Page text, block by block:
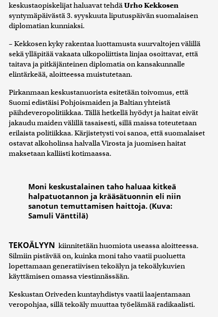
keskustaopiskelijat haluavat tehdäUrho Kekkosen
syntymäpäivästä 3. syyskuuta liputuspäivän suomalaisen
diplomatian kunniaksi.
– Kekkosen kyky rakentaa luottamusta suurvaltojen välillä
sekä ylläpitää vakaata ulkopoliittista linjaa osoittavat, että
taitava ja pitkäjänteinen diplomatia on kansakunnalle
elintärkeää, aloitteessa muistutetaan.
Pirkanmaan keskustanuorista esitetään toivomus, että
Suomi edistäisi Pohjoismaiden ja Baltian yhteistä
päihdeveropolitiikkaa. Tällä hetkellä hyödyt ja haitat eivät
jakaudu maiden välillä tasaisesti, sillä maissa toteutetaan
erilaista politiikkaa. Kärjistetysti voi sanoa, että suomalaiset
ostavat alkoholinsa halvalla Virosta ja juomisen haitat
maksetaan kalliisti kotimaassa.
Moni keskustalainen taho haluaa kitkeä
halpatuotannon ja krääsätuonnin eli niin
sanotun temuttamisen haittoja. (Kuva:
Samuli Vänttilä)
TEKOÄLYYN kiinnitetään huomiota useassa aloitteessa.
Silmiin pistävää on, kuinka moni taho vaatii puoluetta
lopettamaan generatiivisen tekoälyn ja tekoälykuvien
käyttämisen omassa viestinnässään.
Keskustan Oriveden kuntayhdistys vaatii laajentamaan
veropohjaa, sillä tekoäly muuttaa työelämää radikaalisti.